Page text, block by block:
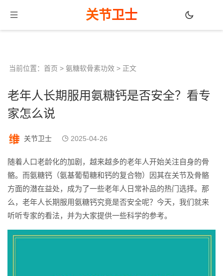
关节卫士
当前位置： 首页 > 氨糖软骨素功效 > 正文
老年人长期服用氨糖钙是否安全？看专
家怎么说
关节卫士 2025-04-26
随着人口老龄化的加剧，越来越多的老年人开始关注自身的骨
骼。而氨糖钙（氨基葡萄糖和钙的复合物）因其在关节及骨骼
方面的潜在益处，成为了一些老年人日常补品的热门选择。那
么，老年人长期服用氨糖钙究竟是否安全呢？今天，我们就来
听听专家的看法，并为大家提供一些科学的参考。